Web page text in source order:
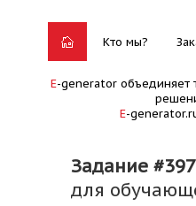
Кто мы?
E-generator объединяет
E-
Задание #397
для